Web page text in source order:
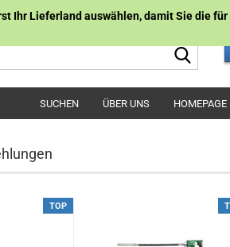
Ihr Lieferland auswählen, damit Sie die
SUCHEN ÜBER UNS HOMEPAGE
TOP